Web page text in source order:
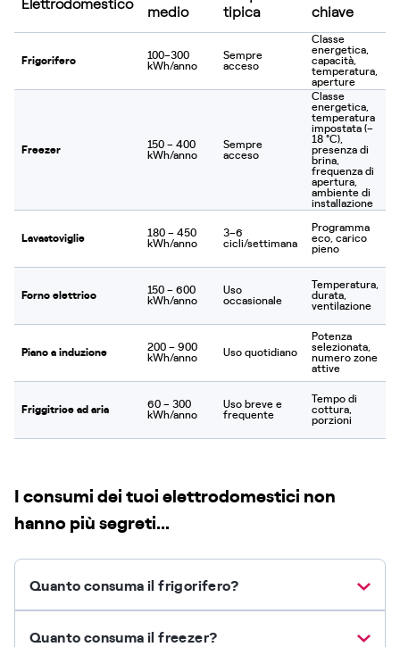
Elettrodomestico
medio
tipica
chiave
Frigorifero 100–300
kWh/anno
Sempre
acceso
Classe
energetica,
capacità,
temperatura,
aperture
Freezer 150 – 400
kWh/anno
Sempre
acceso
Classe
energetica,
temperatura
impostata (–
18 °C),
presenza di
brina,
frequenza di
apertura,
ambiente di
installazione
Lavastoviglie 180 – 450
kWh/anno
3–6
cicli/settimana
Programma
eco, carico
pieno
Forno elettrico 150 – 600
kWh/anno
Uso
occasionale
Temperatura,
durata,
ventilazione
Piano a induzione 200 – 900
kWh/anno Uso quotidiano
Potenza
selezionata,
numero zone
attive
Friggitrice ad aria 60 – 300
kWh/anno
Uso breve e
frequente
Tempo di
cottura,
porzioni
I consumi dei tuoi elettrodomestici non
hanno più segreti...
Quanto consuma il frigorifero?
Quanto consuma il freezer?